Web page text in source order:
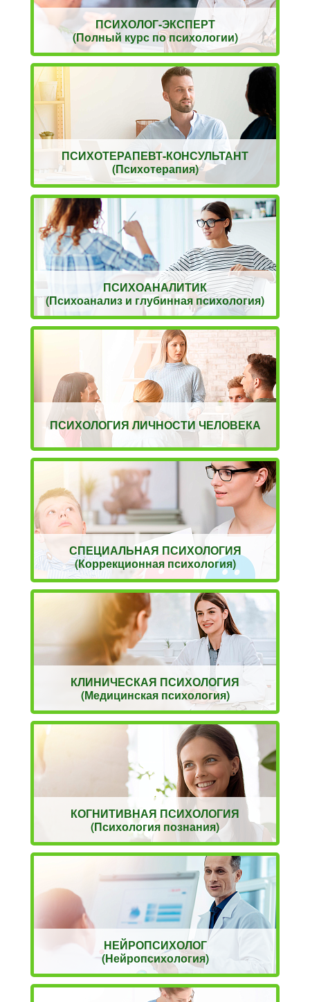
ПСИХОЛОГ-ЭКСПЕРТ
(Полный курс по психологии)
ПСИХОТЕРАПЕВТ-КОНСУЛЬТАНТ
(Психотерапия)
ПСИХОАНАЛИТИК
(Психоанализ и глубинная психология)
ПСИХОЛОГИЯ ЛИЧНОСТИ ЧЕЛОВЕКА
СПЕЦИАЛЬНАЯ ПСИХОЛОГИЯ
(Коррекционная психология)
КЛИНИЧЕСКАЯ ПСИХОЛОГИЯ
(Медицинская психология)
КОГНИТИВНАЯ ПСИХОЛОГИЯ
(Психология познания)
НЕЙРОПСИХОЛОГ
(Нейропсихология)